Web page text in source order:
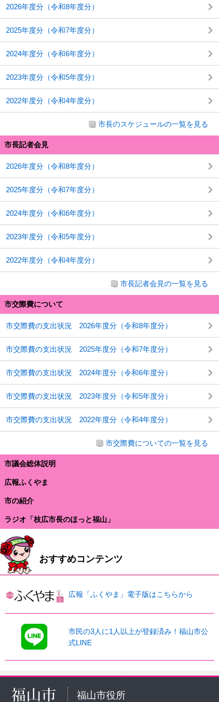
2026年度分（令和8年度分）
2025年度分（令和7年度分）
2024年度分（令和6年度分）
2023年度分（令和5年度分）
2022年度分（令和4年度分）
市長のスケジュールの一覧を見る
市長記者会見
2026年度分（令和8年度分）
2025年度分（令和7年度分）
2024年度分（令和6年度分）
2023年度分（令和5年度分）
2022年度分（令和4年度分）
市長記者会見の一覧を見る
市交際費について
市交際費の支出状況 2026年度分（令和8年度分）
市交際費の支出状況 2025年度分（令和7年度分）
市交際費の支出状況 2024年度分（令和6年度分）
市交際費の支出状況 2023年度分（令和5年度分）
市交際費の支出状況 2022年度分（令和4年度分）
市交際費についての一覧を見る
市議会総体説明
広報ふくやま
市の紹介
ラジオ「枝広市長のほっと福山」
おすすめコンテンツ
広報「ふくやま」電子版はこちらから
市民の3人に1人以上が登録済み！福山市公
式LINE
福山市役所